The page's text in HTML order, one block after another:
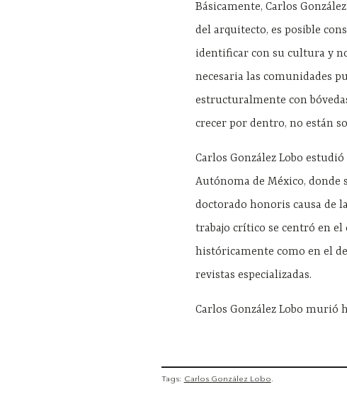
Básicamente, Carlos
del arquitecto, es posible
identificar con su cultura y
necesaria las comunidades
estructuralmente con
crecer por dentro, no están
Carlos González Lobo
Autónoma de México, donde
doctorado honoris causa de
trabajo crítico se centró en
históricamente como en el
revistas especializadas.
Carlos González Lobo murió
Tags: Carlos González Lobo